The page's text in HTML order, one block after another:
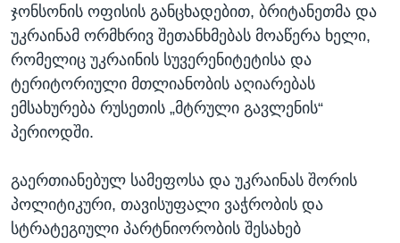
ᲓᲔᲖᲘᲜᲤᲝᲠᲛᲐᲪᲘᲐ
ენები
ჯონსონის ოფისის განცხადებით, ბრიტანეთმა და
უკრაინამ ორმხრივ შეთანხმებას მოაწერა ხელი,
რომელიც უკრაინის სუვერენიტეტისა და
ტერიტორიული მთლიანობის აღიარებას
ემსახურება რუსეთის „მტრული გავლენის“
პერიოდში.
გაერთიანებულ სამეფოსა და უკრაინას შორის
პოლიტიკური, თავისუფალი ვაჭრობის და
სტრატეგიული პარტნიორობის შესახებ